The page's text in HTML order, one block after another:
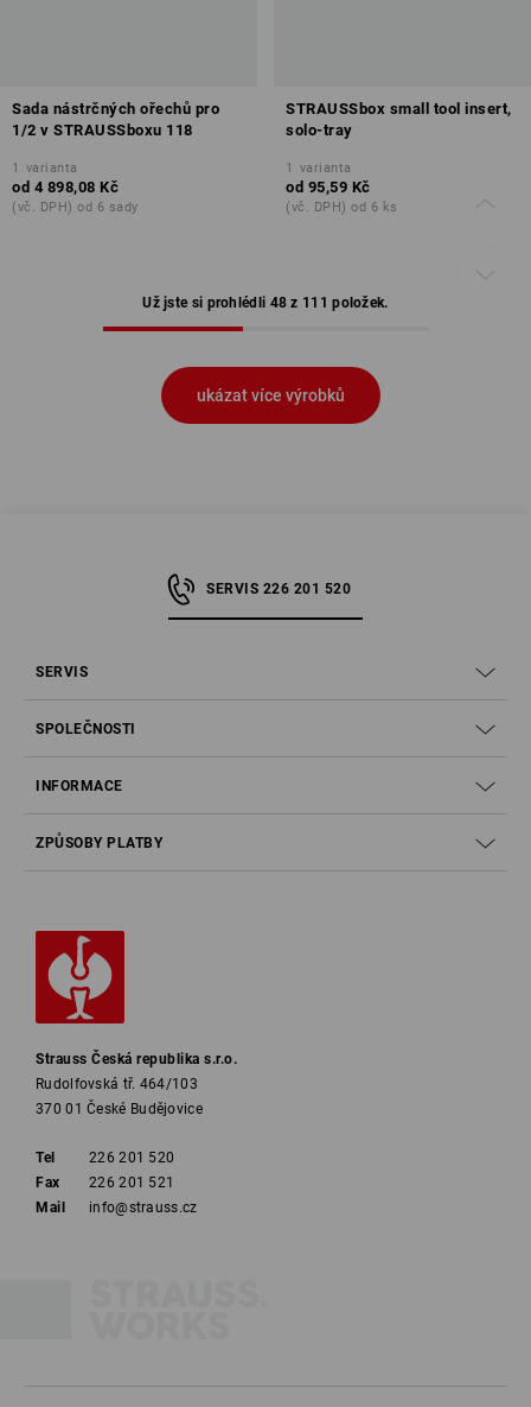
Sada nástrčných ořechů pro
1/2 v STRAUSSboxu 118
1 varianta
od 4 898,08 Kč
(vč. DPH) od 6 sady
STRAUSSbox small tool insert,
solo-tray
1 varianta
od 95,59 Kč
(vč. DPH) od 6 ks
Už jste si prohlédli 48 z 111 položek.
ukázat více výrobků
SERVIS 226 201 520
SERVIS
SPOLEČNOSTI
INFORMACE
ZPŮSOBY PLATBY
Strauss Česká republika s.r.o.
Rudolfovská tř. 464/103
370 01 České Budějovice
Tel
226 201 520
Fax
226 201 521
Mail
info@strauss.cz